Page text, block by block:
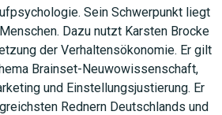
Sein Schwerpunkt liegt
Dazu nutzt Karsten Brocke
der Verhaltensökonomie. Er gilt
Brainset-Neuwowissenschaft,
und Einstellungsjustierung. Er
Rednern Deutschlands und